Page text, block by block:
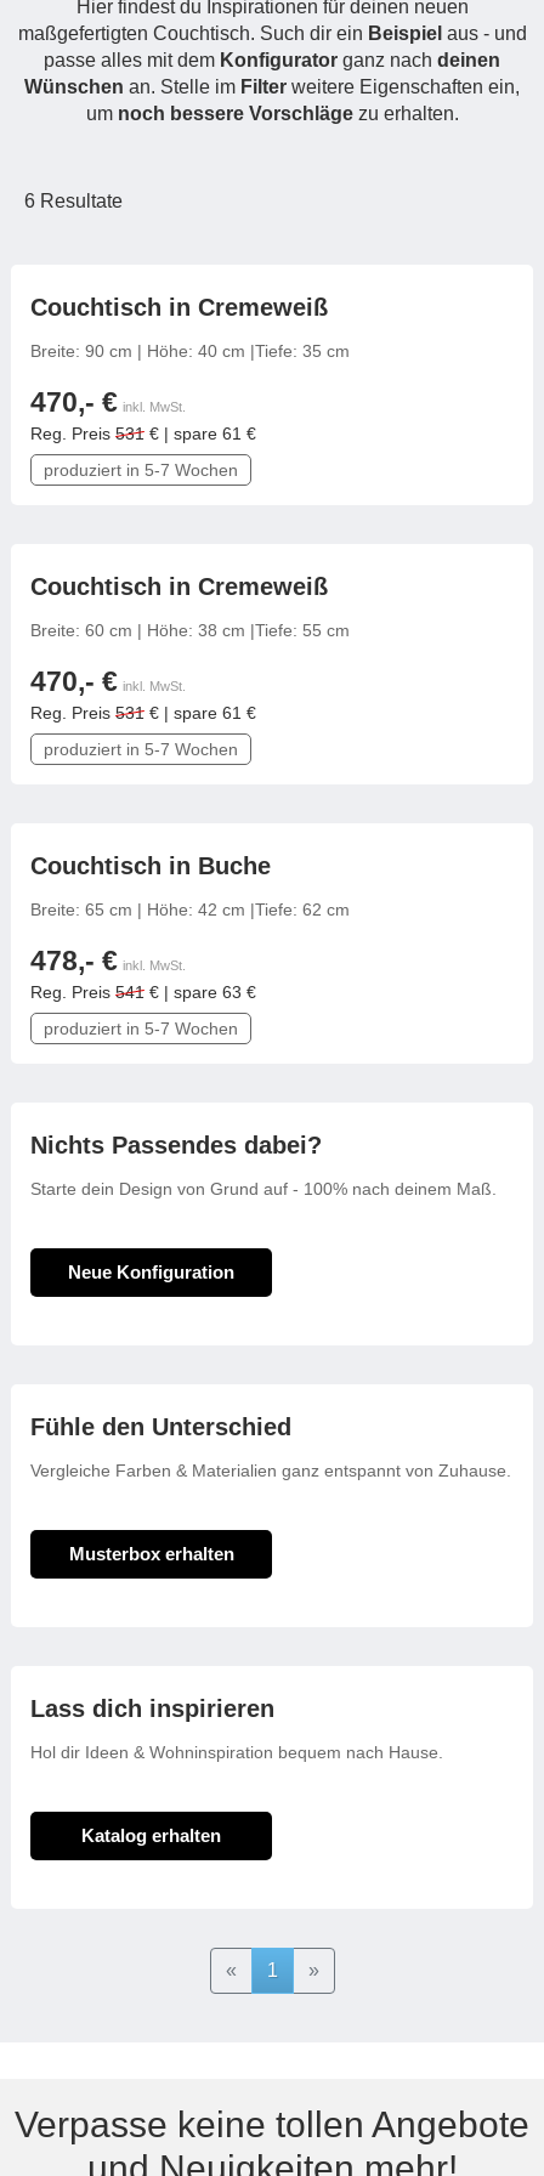
Massivholzschrank
Schuhschrank
Hängeschrank
Hängeboard
Kommode
TV-Möbel
Sideboard
Badezimmerschrank
Badregal
Spiegelschrank
Doppelbett
Polstermöbel
Sofa
Outdoor-
Küche
Outdoorküche
der
Hier findest du Inspirationen für deinen neuen
maßgefertigten Couchtisch. Such dir ein Beispiel aus - und
passe alles mit dem Konfigurator ganz nach deinen
Wünschen an. Stelle im Filter weitere Eigenschaften ein,
um noch bessere Vorschlägezu erhalten.
6 Resultate
Couchtisch in Cremeweiß
Breite: 90 cm | Höhe: 40 cm |Tiefe: 35 cm
470,- € inkl. MwSt.
Reg. Preis 531 € | spare 61 €
produziert in 5-7 Wochen
Couchtisch in Cremeweiß
Breite: 60 cm | Höhe: 38 cm |Tiefe: 55 cm
470,- € inkl. MwSt.
Reg. Preis 531 € | spare 61 €
produziert in 5-7 Wochen
Couchtisch in Buche
Breite: 65 cm | Höhe: 42 cm |Tiefe: 62 cm
478,- € inkl. MwSt.
Reg. Preis 541 € | spare 63 €
produziert in 5-7 Wochen
Nichts Passendes dabei?
Starte dein Design von Grund auf - 100% nach deinem Maß.
Neue Konfiguration
Fühle den Unterschied
Vergleiche Farben & Materialien ganz entspannt von Zuhause.
Musterbox erhalten
Lass dich inspirieren
Hol dir Ideen & Wohninspiration bequem nach Hause.
Katalog erhalten
«Previous
1 »Next
Verpasse keine tollen Angebote
Fronten renovieren
Für Dachschrägen
Schiebetüren
Sideboards
Vitrinen
Wandboards
White Living